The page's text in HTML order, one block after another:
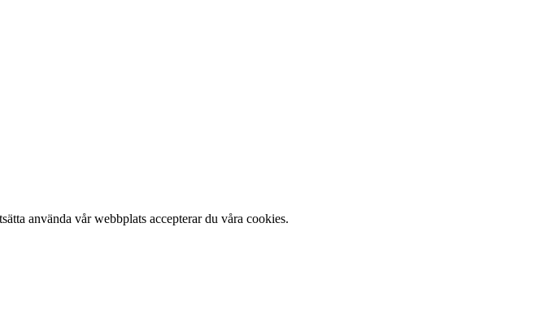
använda vår webbplats accepterar du våra cookies.